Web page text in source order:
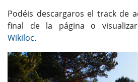
Podéis descargaros el track de
final de la página o
Wikiloc.